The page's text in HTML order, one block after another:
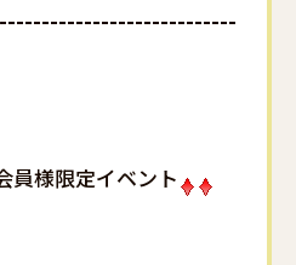
員様限定イベント